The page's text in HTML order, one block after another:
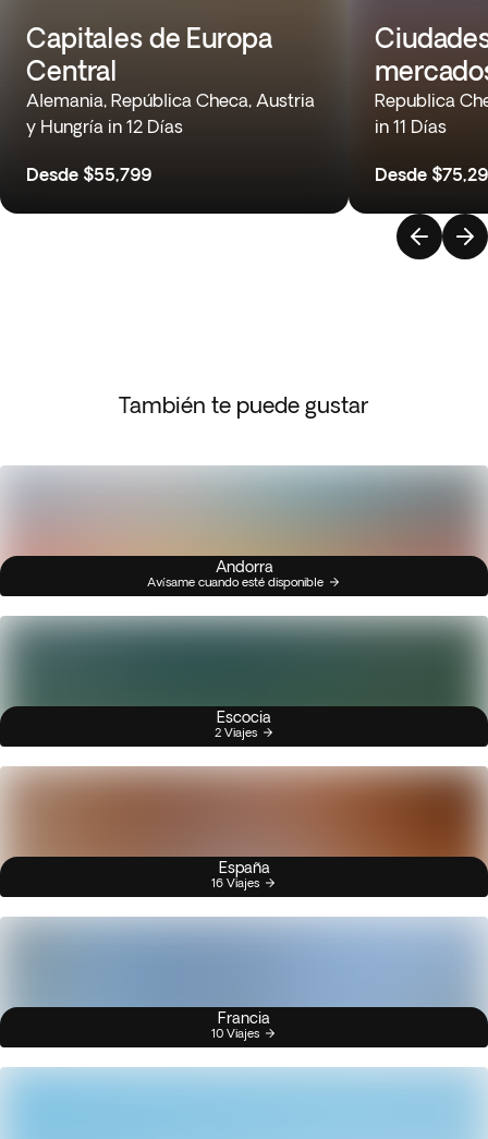
Capitales de Europa
Central
Alemania, República Checa, Austria
y Hungría in 12 Días
Desde $55,799
Republica
in 11 Días
Desde
También te puede gustar
Andorra
Avísame cuando esté disponible
Escocia
2 Viajes
España
16 Viajes
Francia
10 Viajes